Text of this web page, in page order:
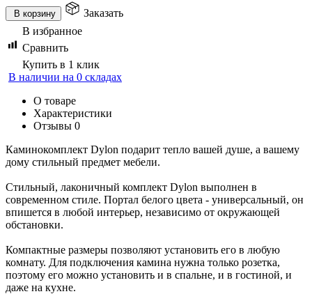
В корзину
Заказать
В избранное
Сравнить
Купить в 1 клик
В наличии на 0 складах
О товаре
Характеристики
Отзывы 0
Каминокомплект Dylon подарит тепло вашей душе, а вашему
дому стильный предмет мебели.
Стильный, лаконичный комплект Dylon выполнен в
современном стиле. Портал белого цвета - универсальный, он
впишется в любой интерьер, независимо от окружающей
обстановки.
Компактные размеры позволяют установить его в любую
комнату. Для подключения камина нужна только розетка,
поэтому его можно установить и в спальне, и в гостиной, и
даже на кухне.